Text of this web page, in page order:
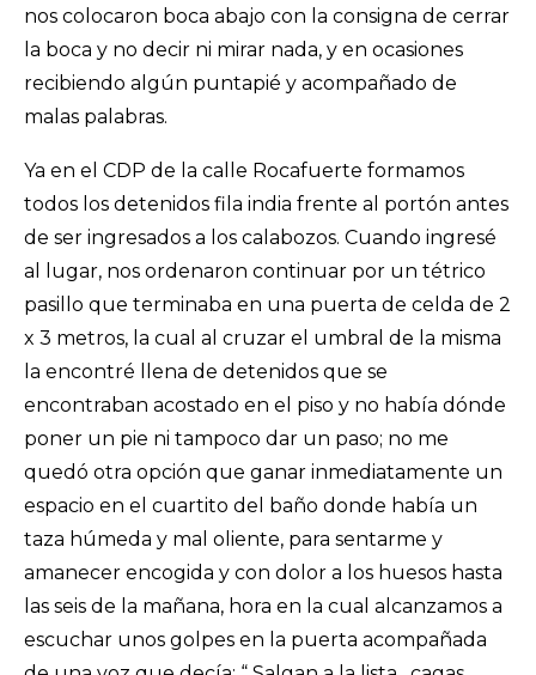
nos colocaron boca abajo con la consigna de cerrar
la boca y no decir ni mirar nada, y en ocasiones
recibiendo algún puntapié y acompañado de
malas palabras.
Ya en el CDP de la calle Rocafuerte formamos
todos los detenidos fila india frente al portón antes
de ser ingresados a los calabozos. Cuando ingresé
al lugar, nos ordenaron continuar por un tétrico
pasillo que terminaba en una puerta de celda de 2
x 3 metros, la cual al cruzar el umbral de la misma
la encontré llena de detenidos que se
encontraban acostado en el piso y no había dónde
poner un pie ni tampoco dar un paso; no me
quedó otra opción que ganar inmediatamente un
espacio en el cuartito del baño donde había un
taza húmeda y mal oliente, para sentarme y
amanecer encogida y con dolor a los huesos hasta
las seis de la mañana, hora en la cual alcanzamos a
escuchar unos golpes en la puerta acompañada